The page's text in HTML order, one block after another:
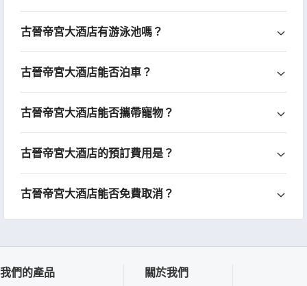
古晉帝宮大酒店有游泳池嗎？
古晉帝宮大酒店能否泊車？
古晉帝宮大酒店能否攜帶寵物？
古晉帝宮大酒店的預訂費用是？
古晉帝宮大酒店能否免費取消？
我們的產品 關於我們